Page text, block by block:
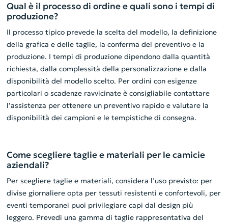
Qual è il processo di ordine e quali sono i tempi di
produzione?
Il processo tipico prevede la scelta del modello, la definizione
della grafica e delle taglie, la conferma del preventivo e la
produzione. I tempi di produzione dipendono dalla quantità
richiesta, dalla complessità della personalizzazione e dalla
disponibilità del modello scelto. Per ordini con esigenze
particolari o scadenze ravvicinate è consigliabile contattare
l’assistenza per ottenere un preventivo rapido e valutare la
disponibilità dei campioni e le tempistiche di consegna.
Come scegliere taglie e materiali per le camicie
aziendali?
Per scegliere taglie e materiali, considera l’uso previsto: per
divise giornaliere opta per tessuti resistenti e confortevoli, per
eventi temporanei puoi privilegiare capi dal design più
leggero. Prevedi una gamma di taglie rappresentativa del